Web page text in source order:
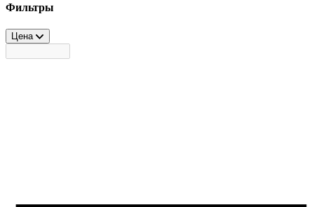
Фильтры
Цена